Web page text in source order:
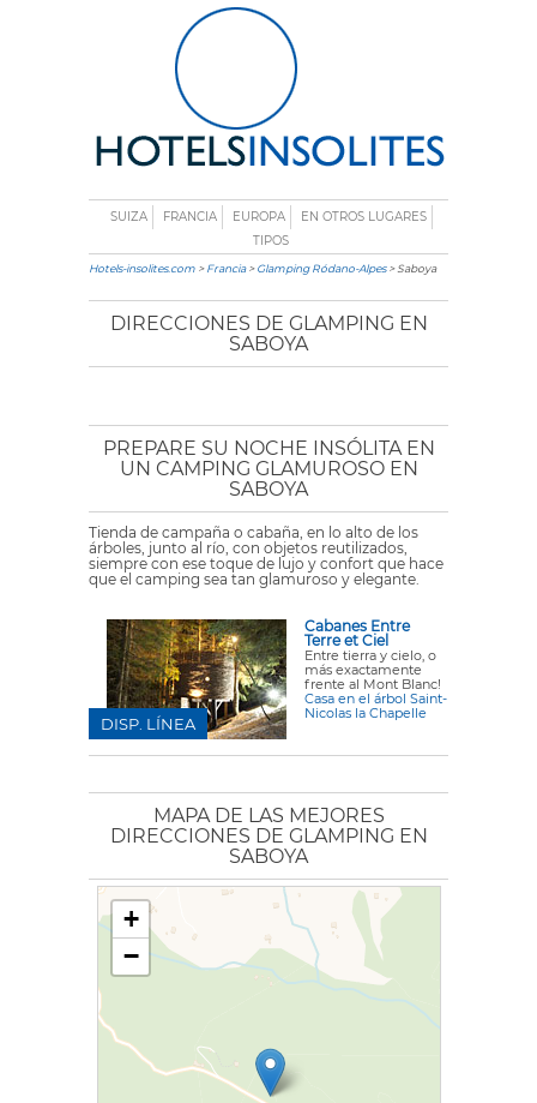
SUIZA FRANCIA EUROPA
EN OTROS LUGARES
TIPOS
Hotels-insolites.com >Francia>Glamping Ródano-Alpes> Saboya
DIRECCIONES DE GLAMPING EN
SABOYA
PREPARE SU NOCHE INSÓLITA EN
UN CAMPING GLAMUROSO EN
SABOYA
Tienda de campaña o cabaña, en lo alto de los
árboles, junto al río, con objetos reutilizados,
siempre con ese toque de lujo y confort que hace
que el camping sea tan glamuroso y elegante.
Cabanes Entre
Terre et Ciel
Entre tierra y cielo, o
más exactamente
frente al Mont Blanc!
Casa en el árbol Saint-
Nicolas la Chapelle
DISP. LÍNEA
MAPA DE LAS MEJORES
DIRECCIONES DE GLAMPING EN
SABOYA
+
−